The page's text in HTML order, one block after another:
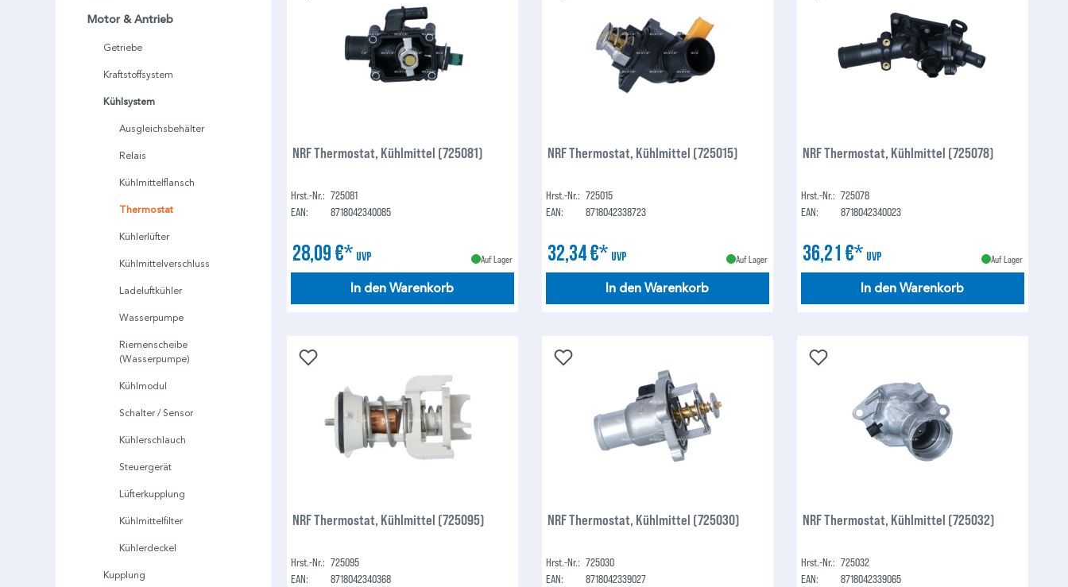
Motor & Antrieb
Getriebe
Kraftstoffsystem
Kühlsystem
Ausgleichsbehälter
Relais
Kühlmittelflansch
Thermostat
Kühlerlüfter
Kühlmittelverschluss
Ladeluftkühler
Wasserpumpe
Riemenscheibe
(Wasserpumpe)
Kühlmodul
Schalter / Sensor
Kühlerschlauch
Steuergerät
Lüfterkupplung
Kühlmittelfilter
Kühlerdeckel
Kupplung
NRF Thermostat, Kühlmittel (725081)
Hrst.-Nr.: 725081
EAN:
8718042340085
28,09 €* UVP Auf Lager
In den Warenkorb
NRF Thermostat, Kühlmittel (725015)
Hrst.-Nr.: 725015
EAN:
8718042338723
32,34 €* UVP Auf Lager
In den Warenkorb
NRF Thermostat, Kühlmittel (725078)
Hrst.-Nr.: 725078
EAN:
8718042340023
36,21 €* UVP Auf Lager
In den Warenkorb
NRF Thermostat, Kühlmittel (725095)
Hrst.-Nr.: 725095
EAN:
8718042340368
NRF Thermostat, Kühlmittel (725030)
Hrst.-Nr.: 725030
EAN:
8718042339027
NRF Thermostat, Kühlmittel (725032)
Hrst.-Nr.: 725032
EAN:
8718042339065